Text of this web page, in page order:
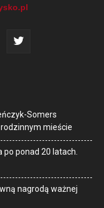
Somers
mieście
ponad 20 latach.
nagrodą ważnej